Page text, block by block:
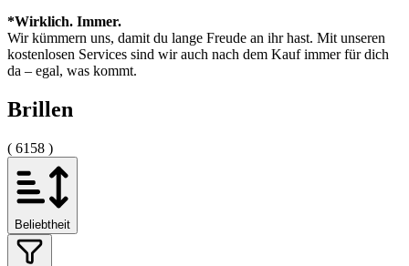
*Wirklich. Immer.
Wir kümmern uns, damit du lange Freude an ihr hast. Mit unseren
kostenlosen Services sind wir auch nach dem Kauf immer für dich
da – egal, was kommt.
Brillen
( 6158 )
Beliebtheit